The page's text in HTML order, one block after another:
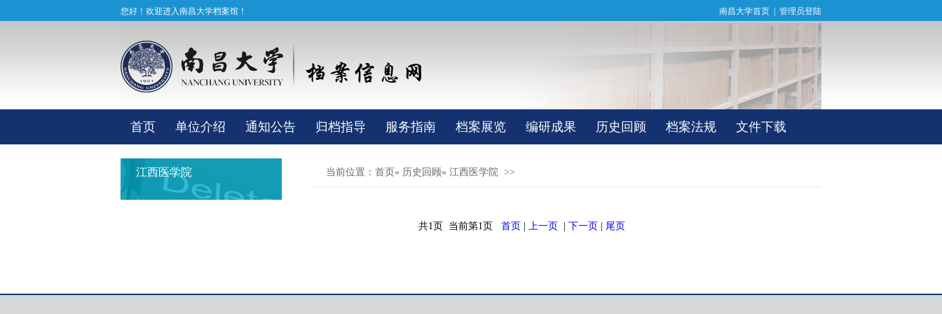
您好！欢迎进入南昌大学档案馆！ 南昌大学首页 管理员登陆
首页 单位介绍 通知公告 归档指导 服务指南 档案展览 编研成果 历史回顾 档案法规 文件下载
江西医学院 当前位置： 首页 » 历史回顾» 江西医学院 >>
共1页 当前第1页 首页 上一页 下一页 尾页